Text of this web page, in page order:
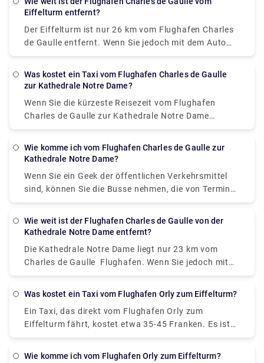
das Verkehrsaufkommen normal ist und kein
Eiffelturm entfernt?
Der Eiffelturm ist nur 26 km vom Flughafen Charles
de Gaulle entfernt. Wenn Sie jedoch mit dem Auto
fahren möchten, ist die Straßenentfernung zwischen
sind 33,5 km entfernt.
Was kostet ein Taxi vom Flughafen Charles de Gaulle
zur Kathedrale Notre Dame?
Wenn Sie die kürzeste Reisezeit vom Flughafen
Charles de Gaulle zur Kathedrale Notre Dame
wünschen, nehmen Sie ein Taxi. Es kostet Sie 60-75
Wie komme ich vom Flughafen Charles de Gaulle zur
Kathedrale Notre Dame?
Wenn Sie ein Geek der öffentlichen Verkehrsmittel
sind, können Sie die Busse nehmen, die von Terminal
2B-2D abfahren und am Cité ankommen. - Parvis
Stunde 10 Minuten, um Ihren Transfer
zur Kathedrale Notre-Dame. Es gibt auch einen
direkten Zug, der in Saint-Michel Notre-Dame
Wie weit ist der Flughafen Charles de Gaulle von der
Kathedrale Notre Dame entfernt?
Die Kathedrale Notre Dame liegt nur 23 km vom
Charles de Gaulle Flughafen. Wenn Sie jedoch mit
dem Auto fahren möchten, beträgt die
Flughafen zur Kathedrale Notre Dame sind es 30
km.
Was kostet ein Taxi vom Flughafen Orly zum Eiffelturm?
Ein Taxi, das direkt vom Flughafen Orly zum
Eiffelturm fährt, kostet etwa 35-45 Franken. Es ist
ratsam, ein Taxi im Voraus zu buchen, um sich
Wie komme ich vom Flughafen Orly zum Eiffelturm?